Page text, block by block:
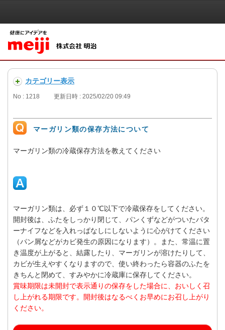
カテゴリー表示
No : 1218 更新日時 : 2025/02/20 09:49
マーガリン類の保存方法について
マーガリン類の冷蔵保存方法を教えてください
マーガリン類は、必ず１０℃以下で冷蔵保存をしてください。
開封後は、ふたをしっかり閉じて、パンくずなどがついたバタ
ーナイフなどを入れっぱなしにしないように心がけてください
（パン屑などがカビ発生の原因になります）。また、常温に置
き温度が上がると、結露したり、マーガリンが溶けたりして、
カビが生えやすくなりますので、使い終わったら容器のふたを
きちんと閉めて、すみやかに冷蔵庫に保存してください。
賞味期限は未開封で表示通りの保存をした場合に、おいしく召
し上がれる期限です。開封後はなるべくお早めにお召し上がり
ください。